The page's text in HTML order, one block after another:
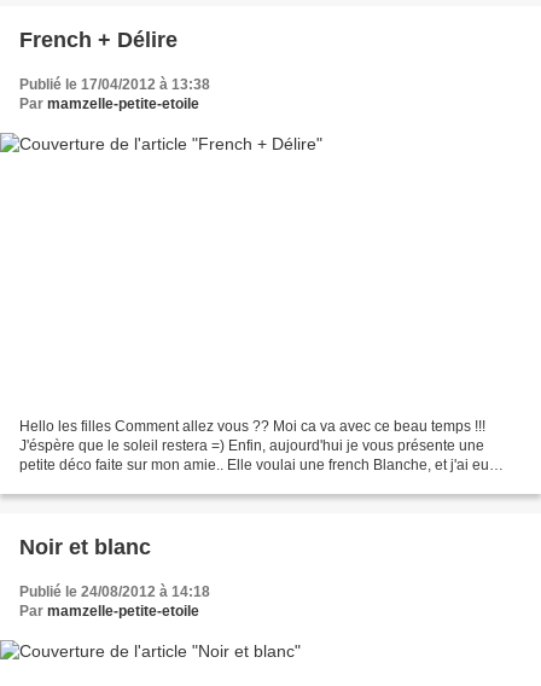
French + Délire
Publié le 17/04/2012 à 13:38
Par mamzelle-petite-etoile
Hello les filles Comment allez vous ?? Moi ca va avec ce beau temps !!!
J'éspère que le soleil restera =) Enfin, aujourd'hui je vous présente une
petite déco faite sur mon amie.. Elle voulai une french Blanche, et j'ai eu
Noir et blanc
Publié le 24/08/2012 à 14:18
Par mamzelle-petite-etoile